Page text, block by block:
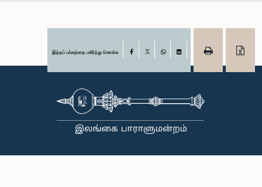
இந்தப் பக்கத்தை பகிர்ந்து கொள்க Facebook